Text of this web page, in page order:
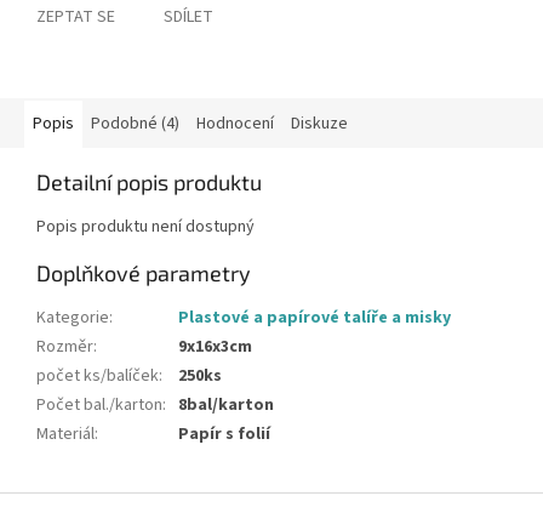
ZEPTAT SE SDÍLET
Popis Podobné (4) Hodnocení Diskuze
Detailní popis produktu
Popis produktu není dostupný
Doplňkové parametry
Kategorie:
Plastové a papírové talíře a misky
Rozměr:
9x16x3cm
počet ks/balíček:
250ks
Počet bal./karton: 8bal/karton
Materiál: Papír s folií